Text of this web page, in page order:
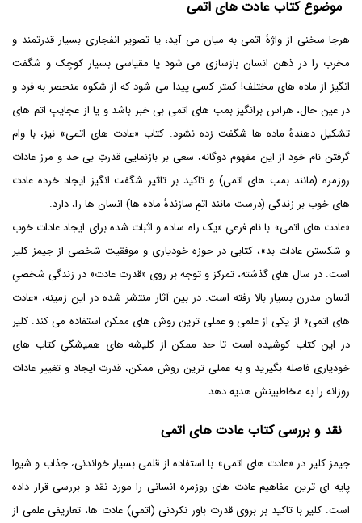
موضوع کتاب عادت های اتمی
هرجا سخنی از واژۀ اتمی به میان می آید، یا تصویر انفجاری بسیار قدرتمند و
مخرب را در ذهن انسان بازسازی می شود یا مقیاسی بسیار کوچک و شگفت
انگیز از ماده های مختلف! کمتر کسی پیدا می شود که از شکوه منحصر به فرد و
در عین حال، هراس برانگیز بمب های اتمی بی خبر باشد و یا از عجایبِ اتم های
تشکیل دهندۀ ماده ها شگفت زده نشود. کتاب «عادت های اتمی» نیز، با وام
گرفتن نام خود از این مفهوم دوگانه، سعی بر بازنمایی قدرتِ بی حد و مرز عادات
روزمره (مانند بمب های اتمی) و تاکید بر تاثیر شگفت انگیز ایجاد خرده عادت
های خوب بر زندگی (درست مانند اتمِ سازندۀ ماده ها) انسان ها را، دارد.
«عادت های اتمی» با نام فرعیِ «یک راه ساده و اثبات شده برای ایجاد عادات خوب
و شکستن عادات بد»، کتابی در حوزه خودیاری و موفقیت شخصی از جیمز کلیر
است. در سال های گذشته، تمرکز و توجه بر روی «قدرت عادت« در زندگی شخصیِ
انسان مدرن بسیار بالا رفته است. در بین آثار منتشر شده در این زمینه، «عادت
های اتمی» از یکی از علمی و عملی ترین روش های ممکن استفاده می کند. کلیر
در این کتاب کوشیده است تا حد ممکن از کلیشه های همیشگیِ کتاب های
خودیاری فاصله بگیرید و به عملی ترین روش ممکن، قدرت ایجاد و تغییر عادات
روزانه را به مخاطبینش هدیه دهد.
نقد و بررسی کتاب عادت های اتمی
جیمز کلیر در «عادت های اتمی» با استفاده از قلمی بسیار خواندنی، جذاب و شیوا
پایه ای ترین مفاهیم عادت های روزمره انسانی را مورد نقد و بررسی قرار داده
است. کلیر با تاکید بر بروی قدرت باور نکردنی (اتمیِ) عادت ها، تعاریفی علمی از